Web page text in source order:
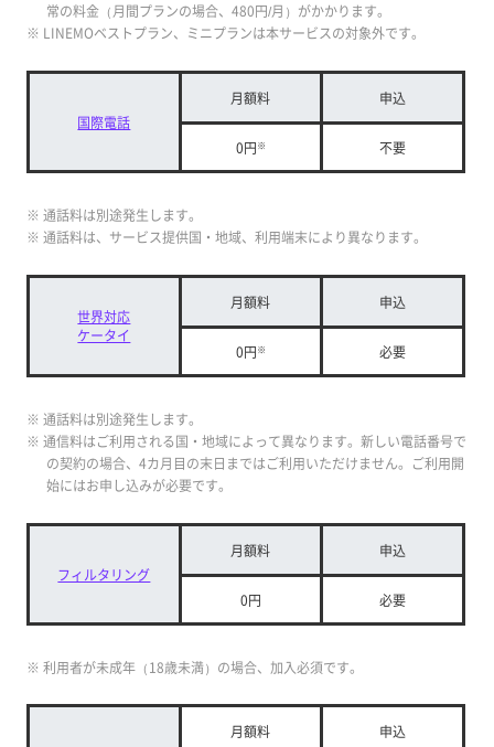
常の料金（月間プランの場合、480円/月）がかかります。
※ LINEMOベストプラン、ミニプランは本サービスの対象外です。
国際電話
月額料 申込
0円※ 不要
※ 通話料は別途発生します。
※ 通話料は、サービス提供国・地域、利用端末により異なります。
世界対応
ケータイ
月額料 申込
0円※ 必要
※ 通話料は別途発生します。
※ 通信料はご利用される国・地域によって異なります。新しい電話番号で
の契約の場合、4カ月目の末日まではご利用いただけません。ご利用開
始にはお申し込みが必要です。
フィルタリング
月額料 申込
0円 必要
※ 利用者が未成年（18歳未満）の場合、加入必須です。
月額料 申込